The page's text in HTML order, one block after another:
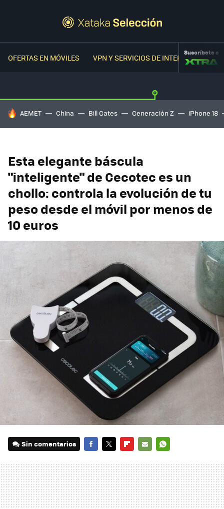
OFERTAS EN MÓVILES VPN Y SERVICIOS DE INTERNETSuscríbete a
HOY SE HABLA DE
AEMET China Bill Gates Generación Z iPhone 18
Esta elegante báscula
"inteligente" de Cecotec es un
chollo: controla la evolución de tu
peso desde el móvil por menos de
10 euros
Sin comentarios
MAIL